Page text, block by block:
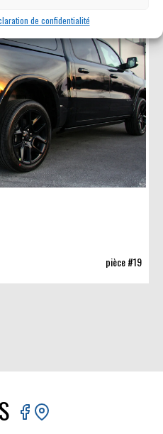
de confidentialité
pièce #19